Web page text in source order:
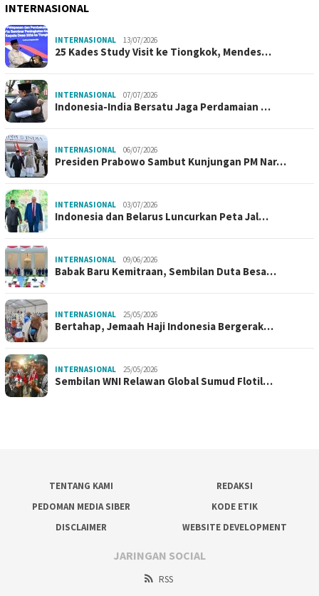
INTERNASIONAL
INTERNASIONAL 13/07/2026
25 Kades Study Visit ke Tiongkok, Mendes…
INTERNASIONAL 07/07/2026
Indonesia-India Bersatu Jaga Perdamaian …
INTERNASIONAL 06/07/2026
Presiden Prabowo Sambut Kunjungan PM Nar…
INTERNASIONAL 03/07/2026
Indonesia dan Belarus Luncurkan Peta Jal…
INTERNASIONAL 09/06/2026
Babak Baru Kemitraan, Sembilan Duta Besa…
INTERNASIONAL 25/05/2026
Bertahap, Jemaah Haji Indonesia Bergerak…
INTERNASIONAL 25/05/2026
Sembilan WNI Relawan Global Sumud Flotil…
TENTANG KAMI
REDAKSI
PEDOMAN MEDIA SIBER
KODE ETIK
DISCLAIMER
WEBSITE DEVELOPMENT
JARINGAN SOCIAL
RSS